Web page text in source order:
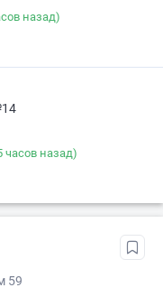
назад)
часов назад)
59